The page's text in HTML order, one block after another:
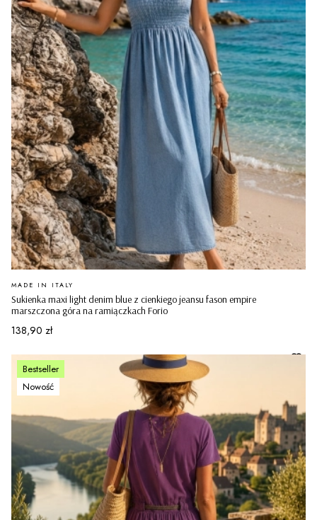
Sukienka maxi light denim blue z cienkiego jeansu fason empire
marszczona góra na ramiączkach Forio
PRODUCENT
MADE IN ITALY
Cena
138,90 zł
Bestseller
Nowość